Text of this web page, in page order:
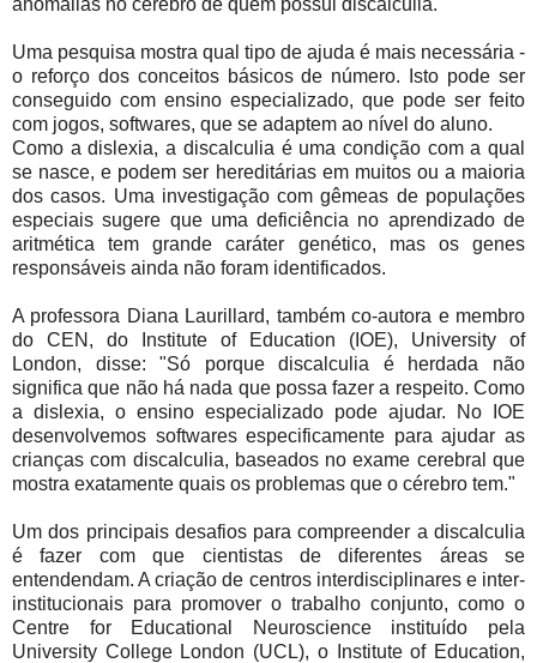
anomalias no cérebro de quem possui discalculia.
Uma pesquisa mostra qual tipo de ajuda é mais necessária -
o reforço dos conceitos básicos de número.
Isto pode ser
conseguido com ensino especializado, que pode ser feito
com jogos, softwares, que se adaptem ao nível do aluno.
Como a dislexia, a discalculia é uma condição com a qual
se nasce, e podem ser hereditárias em muitos ou a maioria
dos casos. Uma investigação com gêmeas de populações
especiais sugere que uma deficiência no aprendizado de
aritmética tem grande caráter genético, mas os genes
responsáveis ​​ainda não foram identificados.
A professora Diana Laurillard, também co-autora e membro
do CEN, do
Institute of Education (IOE), University of
London, disse: "Só porque discalculia é herdada não
significa que não há nada que possa fazer a respeito. Como
a dislexia, o ensino especializado pode ajudar. No IOE
desenvolvemos softwares especificamente para ajudar as
crianças com discalculia, baseados no exame cerebral que
mostra exatamente quais os problemas que o cérebro tem."
Um dos principais desafios para compreender a discalculia
é fazer com que cientistas de diferentes áreas se
entendendam.A criação de centros interdisciplinares e inter-
institucionais para promover o trabalho conjunto, como o
Centre for Educational Neuroscienceinstituído pela
University College London (UCL), o
Institute of Education,